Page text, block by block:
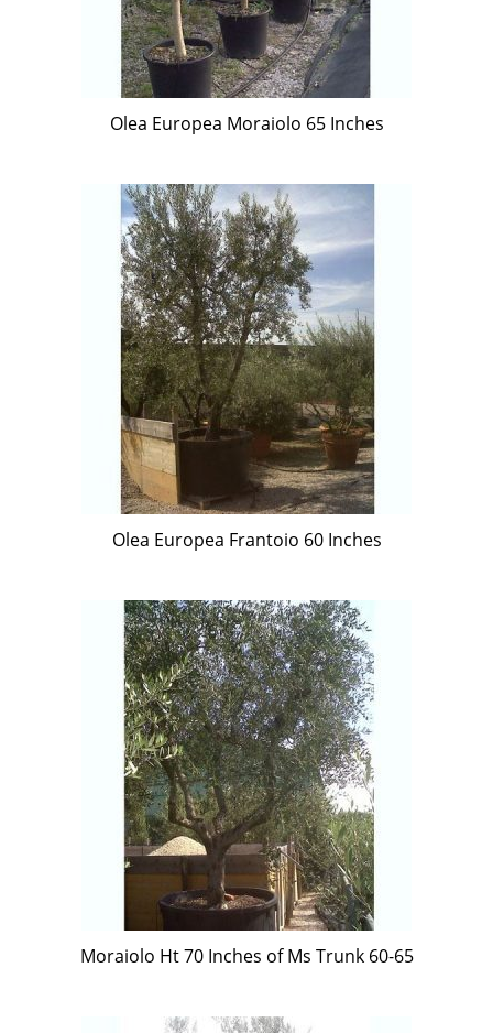
Olea Europea Moraiolo 65 Inches
Olea Europea Frantoio 60 Inches
Moraiolo Ht 70 Inches of Ms Trunk 60-65